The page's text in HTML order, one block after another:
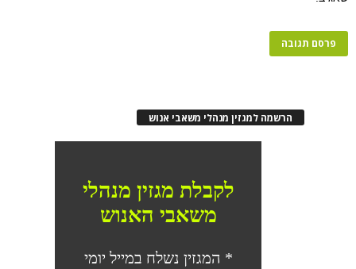
הרשמה למגזין מנהלי משאבי אנוש